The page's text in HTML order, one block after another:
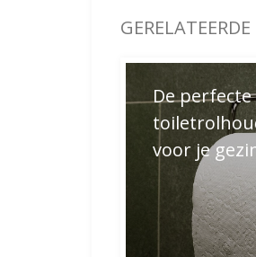
De perfecte
voor je